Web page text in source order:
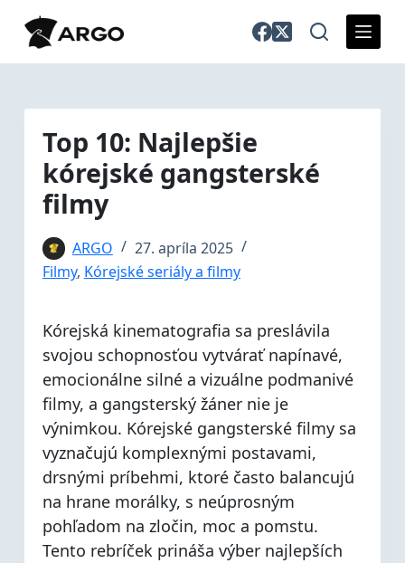
S
i
Top 10: Najlepšie
kórejské gangsterské
filmy
ARGO
27. apríla 2025
Filmy, Kórejské seriály a filmy
Kórejská kinematografia sa preslávila
svojou schopnosťou vytvárať napínavé,
emocionálne silné a vizuálne podmanivé
filmy, a gangsterský žáner nie je
výnimkou. Kórejské gangsterské filmy sa
vyznačujú komplexnými postavami,
drsnými príbehmi, ktoré často balancujú
na hrane morálky, s neúprosným
pohľadom na zločin, moc a pomstu.
Tento rebríček prináša výber najlepších